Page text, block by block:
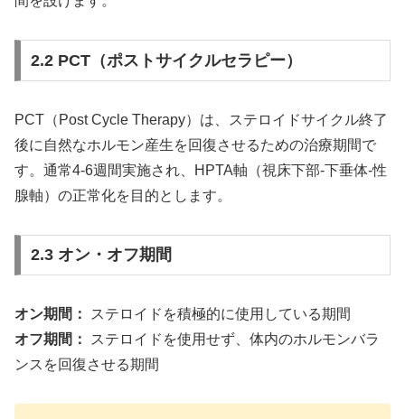
2.2 PCT（ポストサイクルセラピー）
PCT（Post Cycle Therapy） は、ステロイドサイクル終了
後に自然なホルモン産生を回復させるための治療期間で
す。通常4-6週間実施され、
HPTA軸（視床下部-下垂体-性
腺軸） の正常化を目的とします。
2.3 オン・オフ期間
オン期間：
ステロイドを積極的に使用している期間
オフ期間：
ステロイドを使用せず、体内のホルモンバラ
ンスを回復させる期間